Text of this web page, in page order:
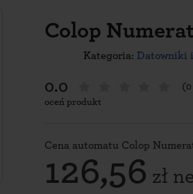
Colop
Kategoria: Datowniki
0.0
(0
oceń produkt
Cena automatu Colop
126,56 zł